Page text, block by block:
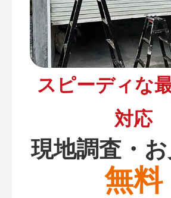
スピーディな
対応
現地調査・お
無料